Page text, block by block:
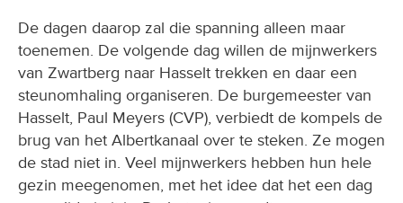
De dagen daarop zal die spanning alleen maar
toenemen. De volgende dag willen de mijnwerkers
van Zwartberg naar Hasselt trekken en daar een
steunomhaling organiseren. De burgemeester van
Hasselt, Paul Meyers (CVP), verbiedt de kompels de
brug van het Albertkanaal over te steken. Ze mogen
de stad niet in. Veel mijnwerkers hebben hun hele
gezin meegenomen, met het idee dat het een dag